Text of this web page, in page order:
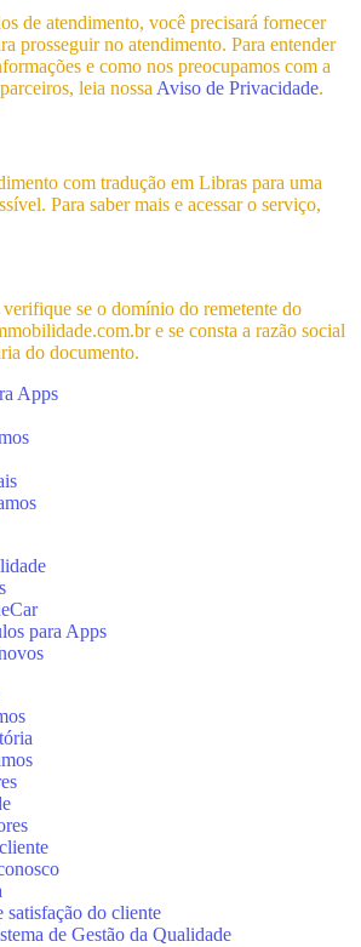
de atendimento, você precisará fornecer
prosseguir no atendimento. Para entender
e como nos preocupamos com a
leia nossa Aviso de Privacidade.
com tradução em Libras para uma
Para saber mais e acessar o serviço,
se o domínio do remetente do
e se consta a razão social
do documento.
Apps
para Apps
satisfação do cliente
de Gestão da Qualidade